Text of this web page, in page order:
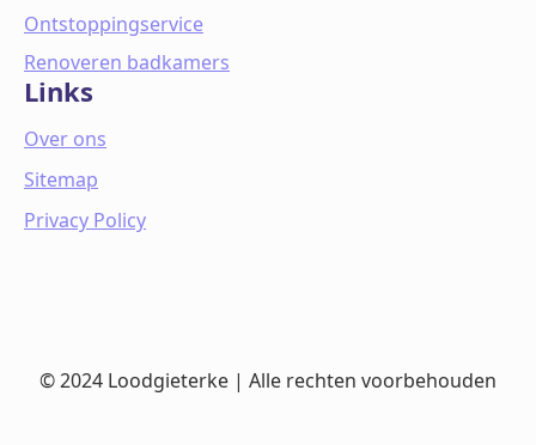
Ontstoppingservice
Renoveren badkamers
Links
Over ons
Sitemap
Privacy Policy
© 2024 Loodgieterke | Alle rechten voorbehouden